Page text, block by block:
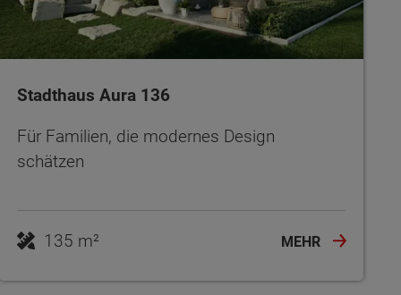
Stadthaus Aura 136
Für Familien, die modernes Design
schätzen
135 m² MEHR